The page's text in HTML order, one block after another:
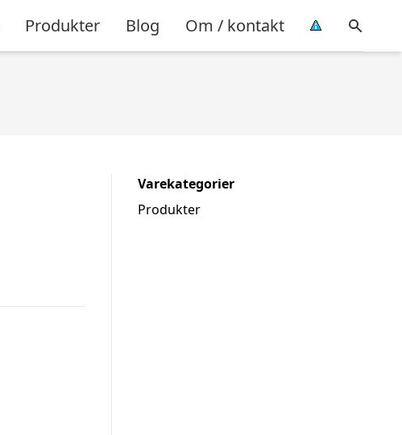
Produkter Blog Om / kontakt
Varekategorier
Produkter